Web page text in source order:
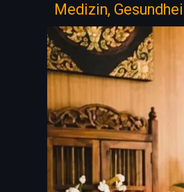
Medizin,